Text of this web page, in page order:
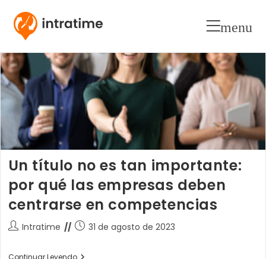
menu
Un título no es tan importante:
por qué las empresas deben
centrarse en competencias
AutorIntratime
Publicación
31 de agosto de 2023